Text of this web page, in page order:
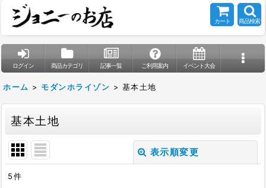
カート 商品検索
ログイン 商品カテゴリ 記事一覧 ご利用案内 イベント大会
ホーム > モダンホライゾン > 基本土地
基本土地
表示順変更
5件